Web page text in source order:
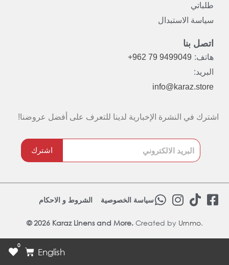
English
0
Cart
طلباتي
سياسة الاستبدال
اتصل بنا
هاتف: +962 79 9499049
البريد:
info@karaz.store
اشترك في النشرة الإخبارية لدينا للتعرف على أفضل عروضنا!
اشترك
F
e
T
k
t
I
s
t
W
a
t
سياسة الخصوصية الشروط و الاحكام
© 2026 Karaz Linens and More. Created by Urnmo.